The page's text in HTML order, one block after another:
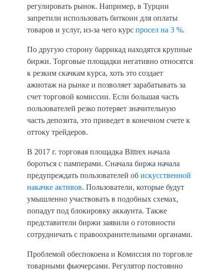
регулировать рынок. Например, в Турции
запретили использовать биткоин для оплаты
товаров и услуг, из-за чего курс просел на 3 %.
По другую сторону баррикад находятся крупные
биржи. Торговые площадки негативно относятся
к резким скачкам курса, хоть это создает
ажиотаж на рынке и позволяет зарабатывать за
счет торговой комиссии. Если большая часть
пользователей резко потеряет значительную
часть депозита, это приведет в конечном счете к
оттоку трейдеров.
В 2017 г. торговая площадка Bittrex начала
бороться с памперами. Сначала биржа начала
предупреждать пользователей об искусственной
накачке активов. Пользователи, которые будут
умышленно участвовать в подобных схемах,
попадут под блокировку аккаунта. Также
представители биржи заявили о готовности
сотрудничать с правоохранительными органами.
Проблемой обеспокоена и Комиссия по торговле
товарными фьючерсами. Регулятор постоянно